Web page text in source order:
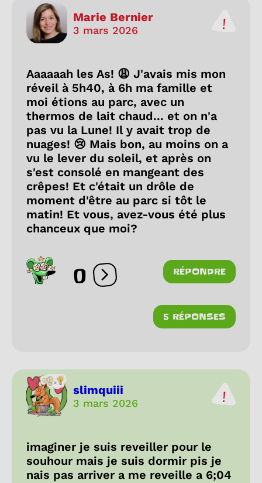
Marie Bernier
3 mars 2026
Aaaaaah les As! 😩 J'avais mis mon
réveil à 5h40, à 6h ma famille et
moi étions au parc, avec un
thermos de lait chaud... et on n'a
pas vu la Lune! Il y avait trop de
nuages! 😢 Mais bon, au moins on a
vu le lever du soleil, et après on
s'est consolé en mangeant des
crêpes! Et c'était un drôle de
moment d'être au parc si tôt le
matin! Et vous, avez-vous été plus
chanceux que moi?
0 Ouvrir les réactions
RÉPONDRE
5 RÉPONSES
slimquiii
3 mars 2026
imaginer je suis reveiller pour le
souhour mais je suis dormir pis je
nais pas arriver a me reveille a 6;04